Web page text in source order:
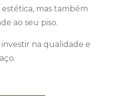
estética, mas também
ao seu piso.
na qualidade e